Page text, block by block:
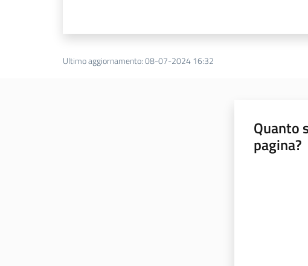
Ultimo aggiornamento:08-07-2024 16:32
Quanto
pagina?